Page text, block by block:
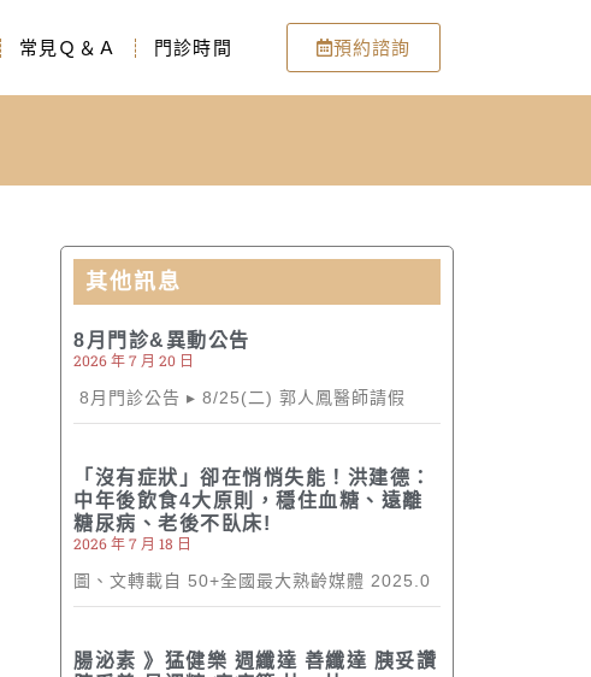
常見Ｑ＆Ａ 門診時間 預約諮詢
其他訊息
8月門診&異動公告
2026 年 7 月 20 日
8月門診公告 ▸ 8/25(二) 郭人鳳醫師請假
「沒有症狀」卻在悄悄失能！洪建德：
中年後飲食4大原則，穩住血糖、遠離
糖尿病、老後不臥床!
2026 年 7 月 18 日
圖、文轉載自 50+全國最大熟齡媒體 2025.0
腸泌素 》猛健樂 週纖達 善纖達 胰妥讚